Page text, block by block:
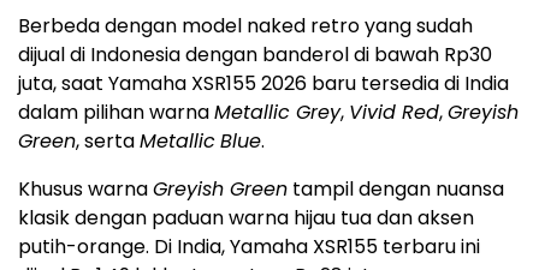
Berbeda dengan model naked retro yang sudah
dijual di Indonesia dengan banderol di bawah Rp30
juta, saat Yamaha XSR155 2026 baru tersedia di India
dalam pilihan warnaMetallic Grey, Vivid Red,Greyish
Green, sertaMetallicBlue.
Khusus warnaGreyish Green tampil dengan nuansa
klasik dengan paduan warna hijau tua dan aksen
putih-orange. Di India, Yamaha XSR155 terbaru ini